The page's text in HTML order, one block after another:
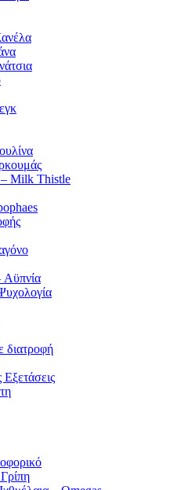
– Milk Thistle
Αϋπνία
διατροφή
Εξετάσεις